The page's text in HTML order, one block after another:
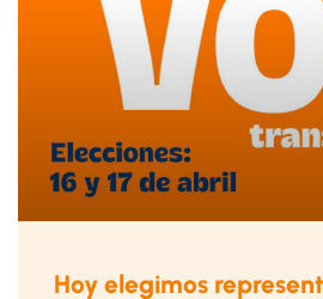
Hoy elegimos